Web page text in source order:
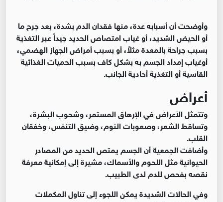
وأوضحت أن أسبابه عدة، منها فقدان الدم بشدة، بعد جرح ما
أو الحيض الشديد، أو غياب امتصاص الحديد جيداً عبر التغذية
بسبب جراحة بالمعدة مثلاً، أو بسبب أمراض الجهاز الهضمي،
أوغياب إمداد الجسم به بشكل كاف بسبب الحميات الغذائية
القاسية أو التغذية أحادية الجانب.
أعراض
وتتمثل الأعراض في الإرهاق المستمر، وشحوب البشرة،
وتساقط الشعر، وصعوبات النوم، وضيق التنفس، وخفقان
القلب.
وأضافت الجمعية أن الجسم يمتص الحديد من المصادر
الحيوانية مثل اللحوم والأسماك، مشيرة إلى إمكانية معرفة
نقصه بفحص للدم لدى الطبيب.
وفي الحالات الشديدة يمكن اللجوء إلى تناول المكملات